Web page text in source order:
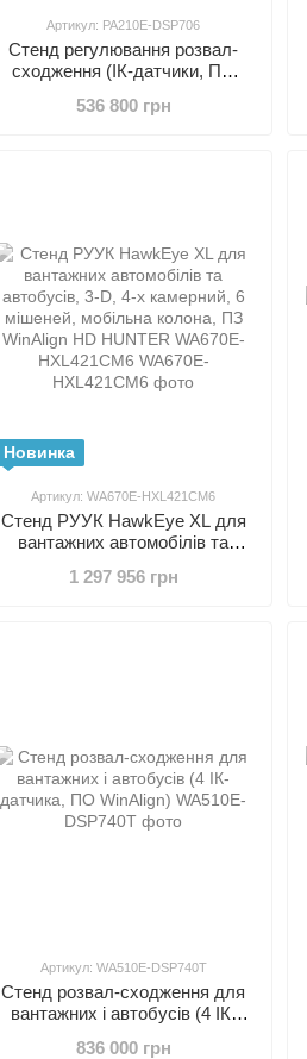
Артикул: PA210E-DSP706
Стенд регулювання розвал-
сходження (ІК-датчики, ПО
536 800 грн
Новинка
Артикул: WA670E-HXL421CM6
Стенд РУУК HawkEye XL для
вантажних автомобілів та
мішеней, мобільна колона, ПЗ
1 297 956 грн
Артикул: WA510E-DSP740T
Стенд розвал-сходження для
вантажних і автобусів (4 ІК-
836 000 грн